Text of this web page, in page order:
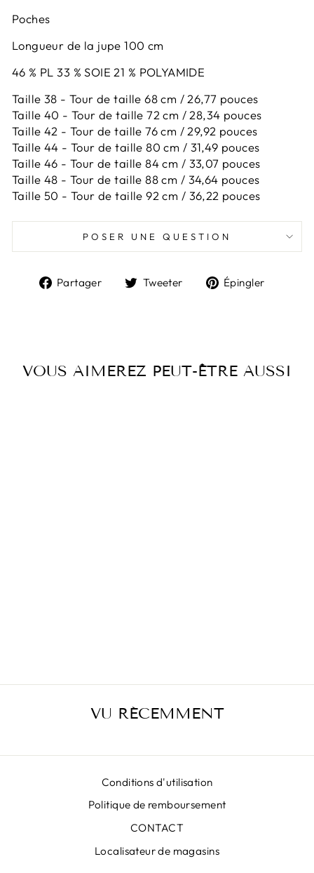
Poches
Longueur de la jupe 100 cm
46 % PL 33 % SOIE 21 % POLYAMIDE
Taille 38 - Tour de taille 68 cm / 26,77 pouces
Taille 40 - Tour de taille 72 cm / 28,34 pouces
Taille 42 - Tour de taille 76 cm / 29,92 pouces
Taille 44 - Tour de taille 80 cm / 31,49 pouces
Taille 46 - Tour de taille 84 cm / 33,07 pouces
Taille 48 - Tour de taille 88 cm / 34,64 pouces
Taille 50 - Tour de taille 92 cm / 36,22 pouces
POSER UNE QUESTION
Partager
PartagerTweeter
TweeterÉpingler
VOUS AIMEREZ PEUT-ÊTRE AUSSI
VU RÉCEMMENT
Conditions d'utilisation
Politique de remboursement
CONTACT
Localisateur de magasins